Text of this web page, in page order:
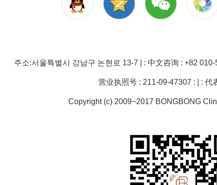
주소:서울특별시 강남구 논현로 13-7 | : 中文咨询 : +82
营业执照号 : 211-09-47307 : | : 代
Copyright (c) 2009~2017 BONGBONG